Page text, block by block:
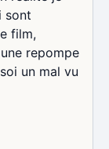
sont
film,
repompe
un mal vu